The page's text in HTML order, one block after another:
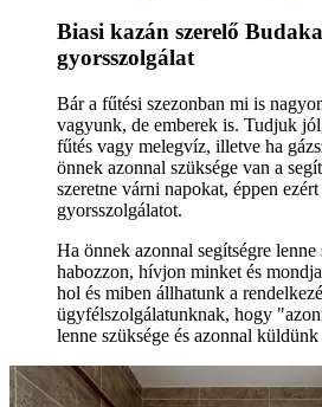
Biasi kazán szerelő
gyorsszolgálat
Bár a fűtési szezonban mi is
vagyunk, de emberek is. Tudjuk
fűtés vagy melegvíz, illetve ha
önnek azonnal szüksége van a
szeretne várni napokat, éppen
gyorsszolgálatot.
Ha önnek azonnal segítségre
habozzon, hívjon minket és
hol és miben állhatunk a
ügyfélszolgálatunknak, hogy
lenne szüksége és azonnal